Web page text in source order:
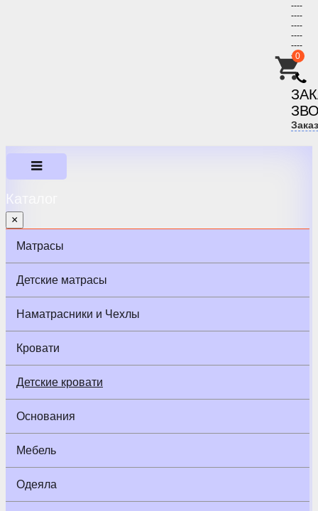
----
----
----
----
----
----
0
Каталог
×
Матрасы
Детские матрасы
Наматрасники и Чехлы
Кровати
Детские кровати
Основания
Мебель
Одеяла